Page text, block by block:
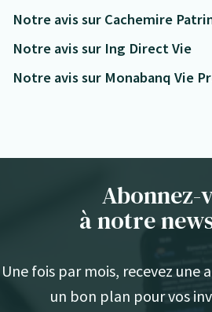
Notre avis sur Cachemire
Notre avis sur Ing Direct Vie
Notre avis sur Monabanq Vie
Abonnez-
à notre
Une fois par mois, recevez une
un bon plan pour vos